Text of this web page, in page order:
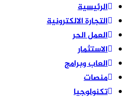
الرئيسية
التجارة الالكترونية
العمل الحر
الاستثمار
العاب وبرامج
منصات
تكنولوجيا